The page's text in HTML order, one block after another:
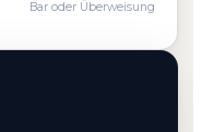
Bar oder Überweisung